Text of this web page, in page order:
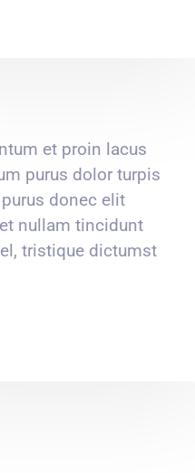
et proin lacus
purus dolor turpis
donec elit
nullam tincidunt
tristique dictumst